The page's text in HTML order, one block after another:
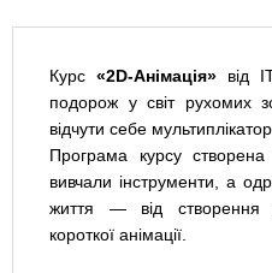
Курс«2D-Анімація» від
подорож у світ рухомих
відчути себе
Програма курсу
вивчали інструменти, а
життя — від створення
короткої анімації.